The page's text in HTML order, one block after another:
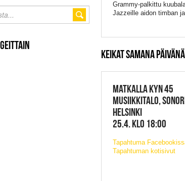
Grammy-palkittu
Jazzeille aidon timban
KEIKAT SAMANA
MATKALLA KYN 45
MUSIIKKITALO,
HELSINKI
25.4. KLO 18:00
Tapahtuma
Tapahtuman kotisivut